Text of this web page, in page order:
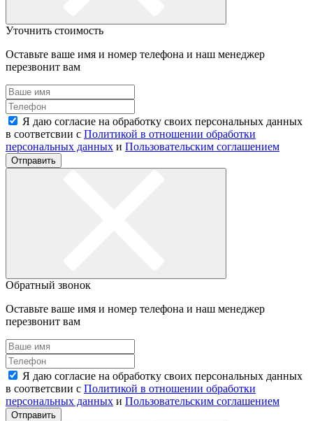
Уточнить стоимость
Оставьте ваше имя и номер телефона и наш менеджер
перезвонит вам
Я даю согласие на обработку своих персональных данных
в соответсвии с Политикой в отношении обработки
персональных данных и Пользовательским соглашением
Отправить
Обратный звонок
Оставьте ваше имя и номер телефона и наш менеджер
перезвонит вам
Я даю согласие на обработку своих персональных данных
в соответсвии с Политикой в отношении обработки
персональных данных и Пользовательским соглашением
Отправить